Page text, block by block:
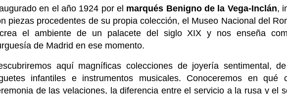
en el año 1924 por el marqués Benigno de la Vega-Inclán,
piezas procedentes de su propia colección, el Museo Nacional del
el ambiente de un palacete del siglo XIX y nos enseña
de Madrid en ese momento.
aquí magníficas colecciones de joyería sentimental,
infantiles e instrumentos musicales. Conoceremos en qué
de las velaciones, la diferencia entre el servicio a la rusa y el